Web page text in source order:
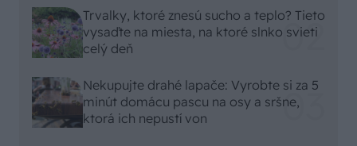
Trvalky, ktoré znesú sucho a teplo? Tieto
vysaďte na miesta, na ktoré slnko svieti
celý deň
Nekupujte drahé lapače: Vyrobte si za 5
minút domácu pascu na osy a sršne,
ktorá ich nepustí von